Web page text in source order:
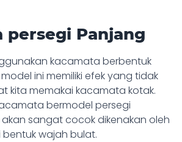
persegi Panjang
kacamata berbentuk
ini memiliki efek yang tidak
kita memakai kacamata kotak.
bermodel persegi
sangat cocok dikenakan oleh
bentuk wajah bulat.